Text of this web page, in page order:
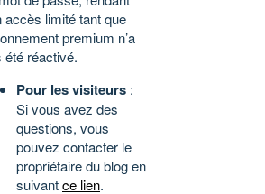
accès limité tant que
premium n’a
été réactivé.
Pour les visiteurs :
Si vous avez des
questions, vous
pouvez contacter le
propriétaire du blog en
suivantce lien.